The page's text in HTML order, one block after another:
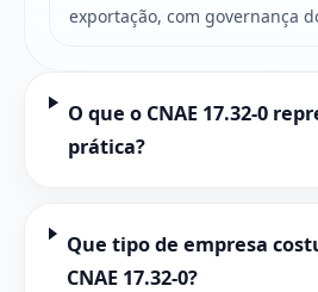
exportação, com governança
O que o CNAE 17.32-0
prática?
Que tipo de empresa
CNAE 17.32-0?